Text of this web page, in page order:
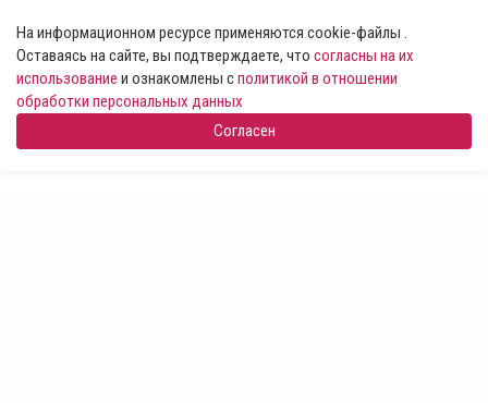
На информационном ресурсе применяются cookie-файлы .
Оставаясь на сайте, вы подтверждаете, что согласны на их
использование и ознакомлены сполитикой в отношении
обработки персональных данных
Согласен